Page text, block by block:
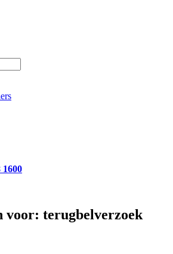
1600
voor: terugbelverzoek